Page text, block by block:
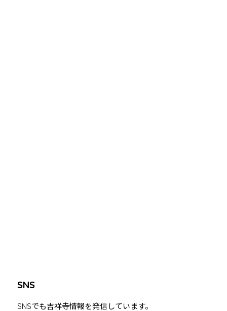
SNS
SNSでも吉祥寺情報を発信しています。